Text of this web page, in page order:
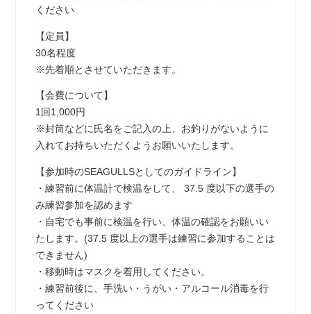
ください
【定員】
30名程度
※先着順とさせていただきます。
【会費について】
1回1,000円
※封筒などに氏名をご記入の上、お釣りがないように
入れてお持ちいただくようお願いいたします。
【参加時のSEAGULLSとしてのガイドライン】
・練習前に体温計で検温をして、 37.5 度以下の選手の
み練習参加を認めます
・自宅でも事前に検温を行い、体温の確認をお願いい
たします。(37.5 度以上の選手は練習に参加することは
できません)
・移動時はマスクを着用してください。
・練習前後に、手洗い・うがい・アルコール消毒を行
ってください